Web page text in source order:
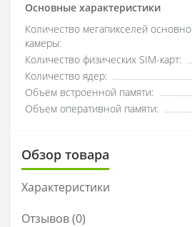
Основные характеристики
Количество мегапикселей
камеры:
Количество физических SIM-карт:
Количество ядер:
Объем встроенной памяти:
Объем оперативной памяти:
Обзор товара
Характеристики
Отзывов (0)